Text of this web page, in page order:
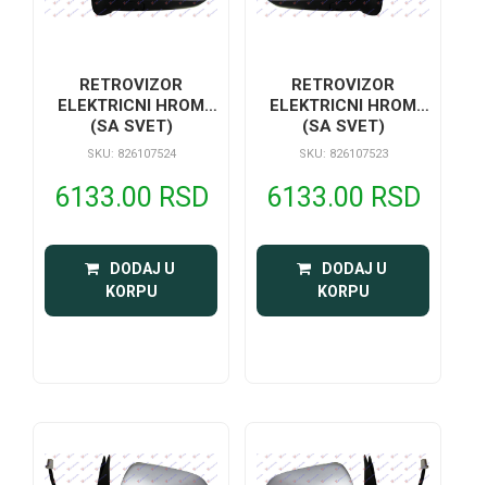
RETROVIZOR
ELEKTRICNI HROM
(SA SVET)
SKU: 826107524
6133.00 RSD
DODAJ U
KORPU
RETROVIZOR
ELEKTRICNI HROM
(SA SVET)
SKU: 826107523
6133.00 RSD
DODAJ U
KORPU